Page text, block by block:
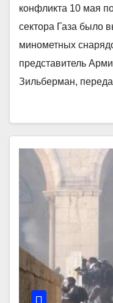
конфликта 10 мая
сектора Газа было
минометных
представитель
Зильберман,